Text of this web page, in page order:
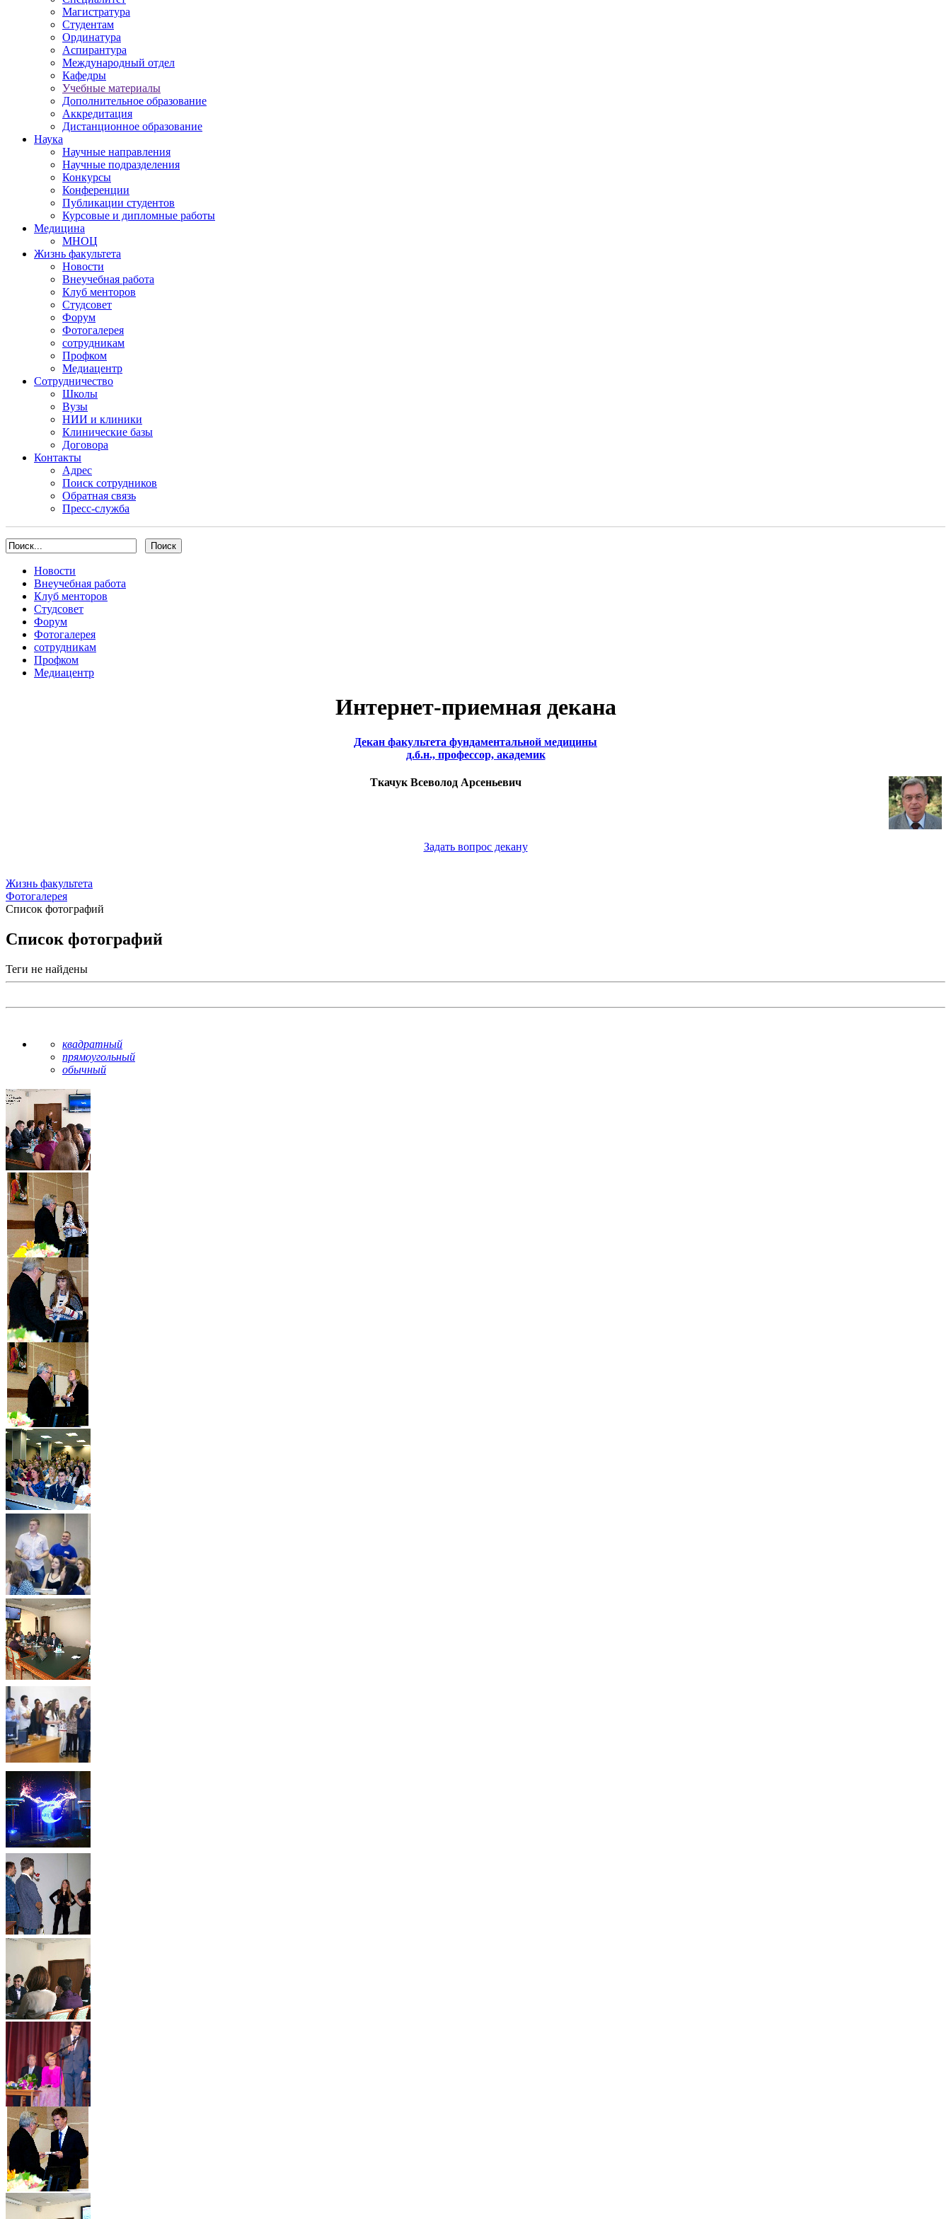
Магистратура
Студентам
Ординатура
Аспирантура
Международный отдел
Кафедры
Учебные материалы
Дополнительное образование
Аккредитация
Дистанционное образование
Наука
Научные направления
Научные подразделения
Конкурсы
Конференции
Публикации студентов
Курсовые и дипломные работы
Медицина
МНОЦ
Жизнь факультета
Новости
Внеучебная работа
Клуб менторов
Студсовет
Форум
Фотогалерея
сотрудникам
Профком
Медиацентр
Сотрудничество
Школы
Вузы
НИИ и клиники
Клинические базы
Договора
Контакты
Адрес
Поиск сотрудников
Обратная связь
Пресс-служба
Новости
Внеучебная работа
Клуб менторов
Студсовет
Форум
Фотогалерея
сотрудникам
Профком
Медиацентр
Интернет-приемная декана
Декан факультета фундаментальной медицины
д.б.н., профессор, академик
Ткачук Всеволод Арсеньевич
Задать вопрос декану
Жизнь факультета
Фотогалерея
Список фотографий
Список фотографий
Теги не найдены
квадратный
прямоугольный
обычный